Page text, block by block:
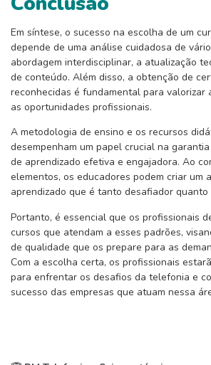
Em síntese, o sucesso na escolha de um
depende de uma análise cuidadosa de
abordagem interdisciplinar, a atualização
de conteúdo. Além disso, a obtenção de
reconhecidas é fundamental para valorizar
as oportunidades profissionais.
A metodologia de ensino e os recursos
desempenham um papel crucial na
de aprendizado efetiva e engajadora. Ao
elementos, os educadores podem criar um
aprendizado que é tanto desafiador
Portanto, é essencial que os profissionais
cursos que atendam a esses padrões,
de qualidade que os prepare para as
Com a escolha certa, os profissionais
para enfrentar os desafios da telefonia e
sucesso das empresas que atuam nessa